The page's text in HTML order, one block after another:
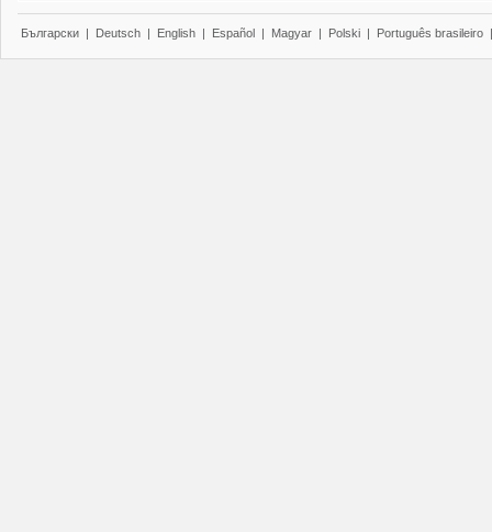
Български | Deutsch | English | Español | Magyar | Polski | Português brasileiro